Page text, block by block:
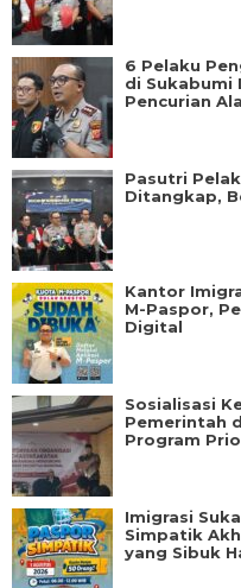
6 Pelaku
di Sukabumi
Pencurian
Pasutri
Ditangkap,
Kantor
M-Paspor,
Digital
Sosialisasi
Pemerintah
Program
Imigrasi
Simpatik
yang Sibuk